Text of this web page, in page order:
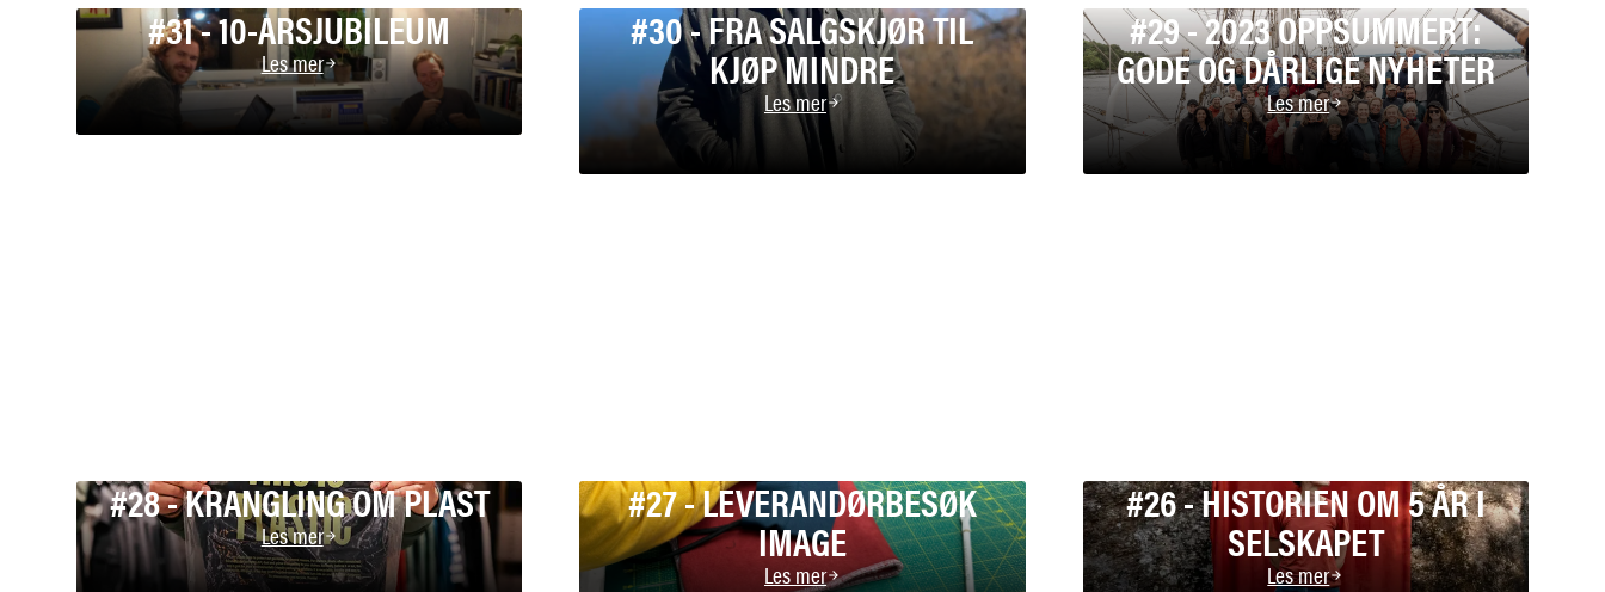
#31 - 10-ARSJUBILEUM
Les mer
#30 - FRA SALGSKJØR TIL
KJØP MINDRE
Les mer
#29 - 2023 OPPSUMMERT:
GODE OG DÅRLIGE NYHETER
Les mer
#28 - KRANGLING OM PLAST
Les mer
#27 - LEVERANDØRBESØK
IMAGE
Les mer
#26 - HISTORIEN OM 5 ÅR I
SELSKAPET
Les mer